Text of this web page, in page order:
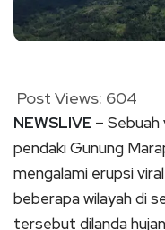
Post Views: 604
NEWSLIVE –
pendaki Gunung
mengalami erupsi
beberapa wilayah di
tersebut dilanda